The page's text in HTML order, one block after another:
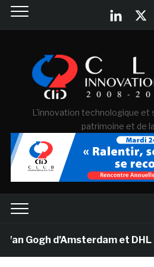
L'innovation technologique et
patrimoine et de
Gogh d’Amsterdam et